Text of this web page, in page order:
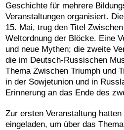
Geschichte für mehrere
Veranstaltungen organisiert.
15. Mai, trug den Titel
Weltordnung der Blöcke. Eine
und neue Mythen; die zweite
die im Deutsch-Russischen
Thema Zwischen Triumph und
in der Sowjetunion und in
Erinnerung an das Ende des
Zur ersten Veranstaltung
eingeladen, um über das